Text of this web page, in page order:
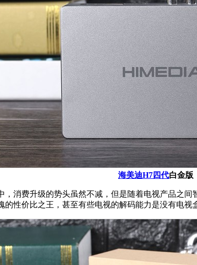
海美迪H7四代白金版
费升级的势头虽然不减，但是随着电视产品之间
性价比之王，甚至有些电视的解码能力是没有电视